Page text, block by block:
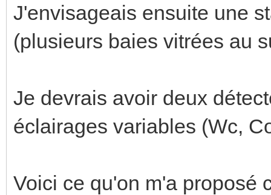
J'envisageais ensuite une
(plusieurs baies vitrées au
Je devrais avoir deux
éclairages variables (Wc,
Voici ce qu'on m'a proposé